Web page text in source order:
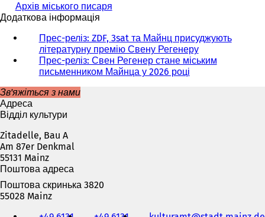
Архів міського писаря
Додаткова інформація
Прес-реліз: ZDF, 3sat та Майнц присуджують
літературну премію Свену Регенеру
Прес-реліз: Свен Регенер стане міським
письменником Майнца у 2026 році
Зв'яжіться з нами
Адреса
Відділ культури
Zitadelle, Bau A
Am 87er Denkmal
55131 Mainz
Поштова адреса
Поштова скринька 3820
55028 Mainz